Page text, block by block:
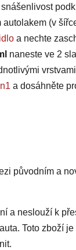
(v
a nechte
naneste ve 2
a dosáhněte
původním a
a neslouží k
Toto zboží